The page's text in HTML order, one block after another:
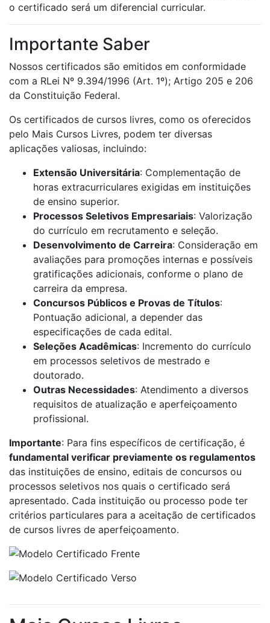
o certificado será um diferencial curricular.
Importante Saber
Nossos certificados são emitidos em conformidade
com a RLei Nº 9.394/1996 (Art. 1º); Artigo 205 e 206
da Constituição Federal.
Os certificados de cursos livres, como os oferecidos
pelo Mais Cursos Livres, podem ter diversas
aplicações valiosas, incluindo:
Extensão Universitária: Complementação de
horas extracurriculares exigidas em instituições
de ensino superior.
Processos Seletivos Empresariais: Valorização
do currículo em recrutamento e seleção.
Desenvolvimento de Carreira: Consideração em
avaliações para promoções internas e possíveis
gratificações adicionais, conforme o plano de
carreira da empresa.
Concursos Públicos e Provas de Títulos:
Pontuação adicional, a depender das
especificações de cada edital.
Seleções Acadêmicas: Incremento do currículo
em processos seletivos de mestrado e
doutorado.
Outras Necessidades: Atendimento a diversos
requisitos de atualização e aperfeiçoamento
profissional.
Importante: Para fins específicos de certificação, é
fundamental verificar previamente os regulamentos
das instituições de ensino, editais de concursos ou
processos seletivos nos quais o certificado será
apresentado. Cada instituição ou processo pode ter
critérios particulares para a aceitação de certificados
de cursos livres de aperfeiçoamento.